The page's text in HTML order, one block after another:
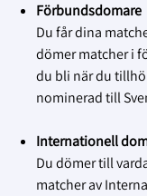
Förbundsdomare
Du får dina
dömer matcher i
du bli när du
nominerad till
Internationell
Du dömer till
matcher av